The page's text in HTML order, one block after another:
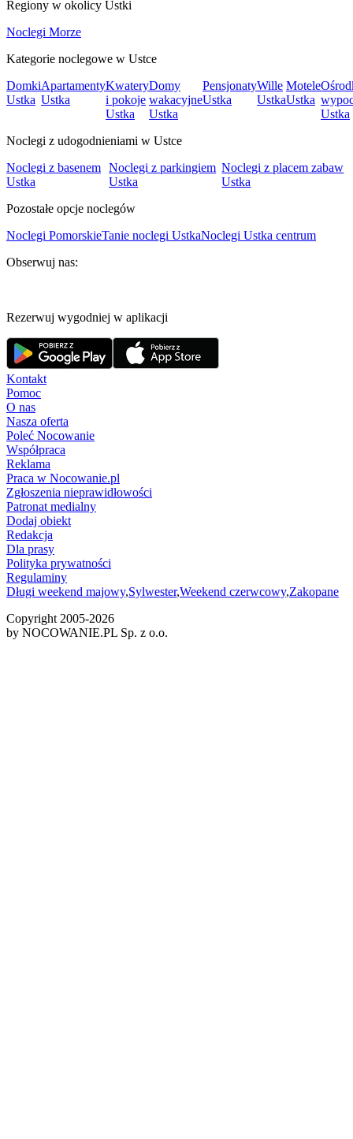
Regiony w okolicy Ustki
Noclegi Morze
Kategorie noclegowe w Ustce
Domki
Ustka
Apartamenty
Ustka
Kwatery
i pokoje
Ustka
Domy
wakacyjne
Ustka
Pensjonaty
Ustka
Wille
Ustka
Motele
Ustka
Ustka
Noclegi z udogodnieniami w Ustce
Noclegi z basenem
Ustka
Noclegi z parkingiem
Ustka
Noclegi z placem zabaw
Ustka
Pozostałe opcje noclegów
Noclegi PomorskieTanie noclegi UstkaNoclegi Ustka centrum
Obserwuj nas:
Rezerwuj wygodniej w aplikacji
Kontakt
Pomoc
O nas
Nasza oferta
Poleć Nocowanie
Współpraca
Reklama
Praca w Nocowanie.pl
Zgłoszenia nieprawidłowości
Patronat medialny
Dodaj obiekt
Redakcja
Dla prasy
Polityka prywatności
Regulaminy
Długi weekend majowy,Sylwester,Weekend czerwcowy,Zakopane
Copyright 2005-2026
by NOCOWANIE.PL Sp. z o.o.